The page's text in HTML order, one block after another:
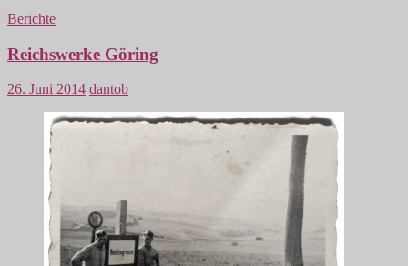
Berichte
Reichswerke Göring
26. Juni 2014 dantob